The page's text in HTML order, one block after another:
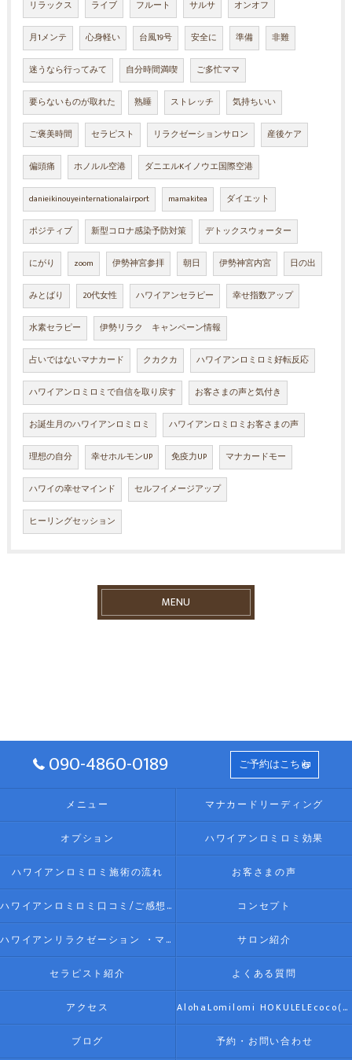
リラックス ライブ フルート サルサ オンオフ
月1メンテ 心身軽い 台風19号 安全に 準備 非難
迷うなら行ってみて 自分時間満喫 ご多忙ママ
要らないものが取れた 熟睡 ストレッチ 気持ちいい
ご褒美時間 セラピスト リラクゼーションサロン 産後ケア
偏頭痛 ホノルル空港 ダニエルKイノウエ国際空港
danieikinouyeinternationalairport mamakitea ダイエット
ポジティブ 新型コロナ感染予防対策 デトックスウォーター
にがり zoom 伊勢神宮参拝 朝日 伊勢神宮内宮 日の出
みとばり 20代女性 ハワイアンセラピー 幸せ指数アップ
水素セラピー 伊勢リラク キャンペーン情報
占いではないマナカード クカクカ ハワイアンロミロミ好転反応
ハワイアンロミロミで自信を取り戻す お客さまの声と気付き
お誕生月のハワイアンロミロミ ハワイアンロミロミお客さまの声
理想の自分 幸せホルモンUP 免疫力UP マナカードモー
ハワイの幸せマインド セルフイメージアップ
ヒーリングセッション
MENU
090-4860-0189 ご予約はこちら
メニュー マナカードリーディング
オプション ハワイアンロミロミ効果
ハワイアンロミロミ施術の流れ お客さまの声
ハワイアンロミロミ口コミ/ご感想(伊勢リラク/リラクゼーション) コンセプト
ハワイアンリラクゼーション ・マッサージ AlohaLomilomi HOKULELEcoco(アロハロミロミ ホクレレココ)☆彡について サロン紹介
セラピスト紹介 よくある質問
アクセス AlohaLomilomi HOKULELEcoco(アロハロミロミ ホクレレココ)☆彡
ブログ 予約・お問い合わせ